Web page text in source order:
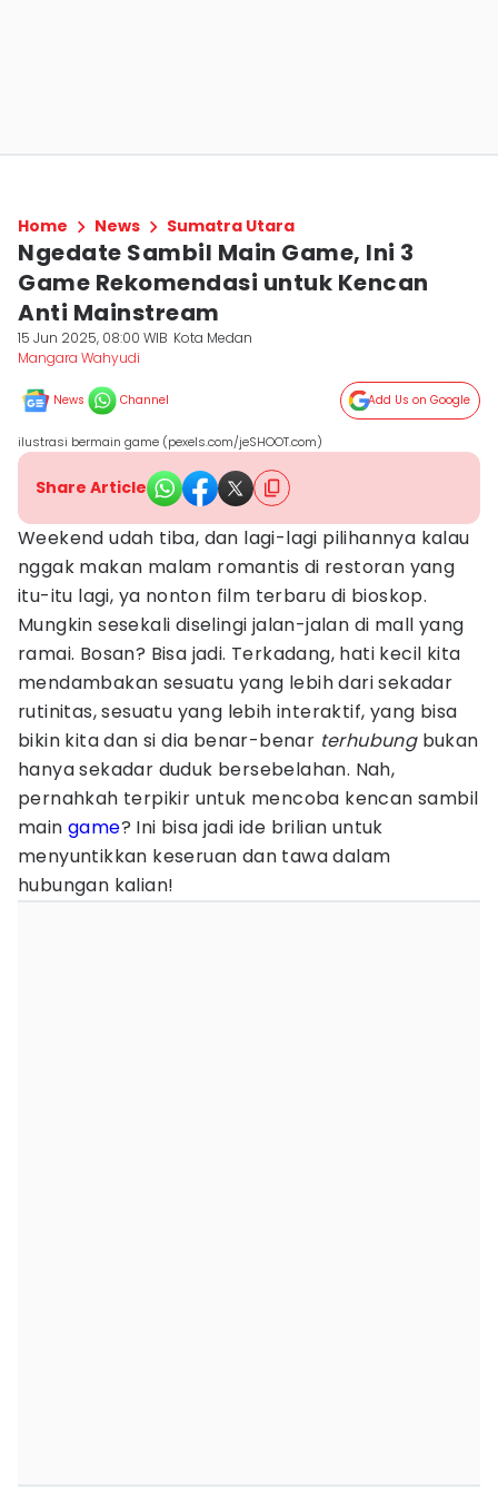
Home News Sumatra Utara
Ngedate Sambil Main Game, Ini 3
Game Rekomendasi untuk Kencan
Anti Mainstream
15 Jun 2025, 08:00 WIB Kota Medan
Mangara Wahyudi
News Channel Add Us on Google
ilustrasi bermain game (pexels.com/jeSHOOT.com)
Share Article
Weekend udah tiba, dan lagi-lagi pilihannya kalau
nggak makan malam romantis di restoran yang
itu-itu lagi, ya nonton film terbaru di bioskop.
Mungkin sesekali diselingi jalan-jalan di mall yang
ramai. Bosan? Bisa jadi. Terkadang, hati kecil kita
mendambakan sesuatu yang lebih dari sekadar
rutinitas, sesuatu yang lebih interaktif, yang bisa
bikin kita dan si dia benar-benar terhubungbukan
hanya sekadar duduk bersebelahan. Nah,
pernahkah terpikir untuk mencoba kencan sambil
main game? Ini bisa jadi ide brilian untuk
menyuntikkan keseruan dan tawa dalam
hubungan kalian!